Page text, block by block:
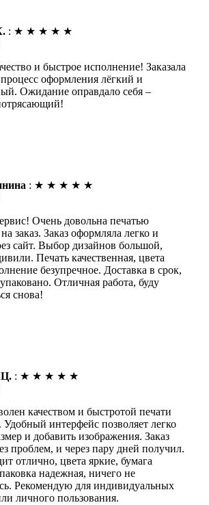
: ★ ★ ★ ★ ★
и быстрое исполнение! Заказала
оформления лёгкий и
Ожидание оправдало себя –
: ★ ★ ★ ★ ★
Очень довольна печатью
заказ. Заказ оформляла легко и
сайт. Выбор дизайнов большой,
Печать качественная, цвета
безупречное. Доставка в срок,
Отличная работа, буду
снова!
Ц. : ★ ★ ★ ★ ★
качеством и быстротой печати
Удобный интерфейс позволяет легко
и добавить изображения. Заказ
проблем, и через пару дней получил.
отлично, цвета яркие, бумага
надежная, ничего не
Рекомендую для индивидуальных
личного пользования.